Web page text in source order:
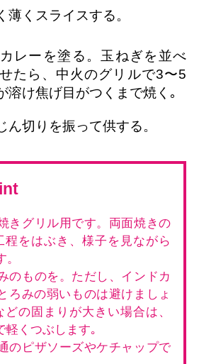
薄くスライスする。
レーを塗る。玉ねぎを並べ
たら、中火のグリルで3〜5
溶け焦げ目がつくまで焼く｡
ん切りを振って供する。
きグリル用です。両面焼きの
程をはぶき、様子を見ながら
のものを。ただし、インドカ
ろみの弱いものは避けましょ
どの固まりが大きい場合は、
軽くつぶします｡
のピザソーズやケチャップで